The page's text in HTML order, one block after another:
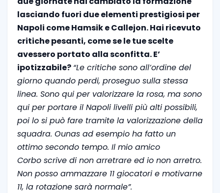
lasciando fuori due elementi prestigiosi per
Napoli come Hamsik e Callejon. Hai ricevuto
critiche pesanti, come se le tue scelte
avessero portato alla sconfitta. E’
ipotizzabile? “Le critiche sono all’ordine del
giorno quando perdi, proseguo sulla stessa
linea. Sono qui per valorizzare la rosa, ma sono
qui per portare il Napoli livelli più alti possibili,
poi lo si può fare tramite la valorizzazione della
squadra. Ounas ad esempio ha fatto un
ottimo secondo tempo. Il mio amico
Corbo scrive di non arretrare ed io non arretro.
Non posso ammazzare 11 giocatori e motivarne
11, la rotazione sarà normale”.